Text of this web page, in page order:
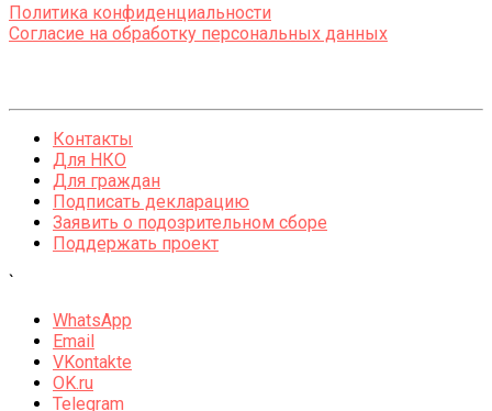
Политика конфиденциальности
Согласие на обработку персональных данных
Контакты
Для НКО
Для граждан
Подписать декларацию
Заявить о подозрительном сборе
Поддержать проект
`
WhatsApp
Email
VKontakte
OK.ru
Telegram